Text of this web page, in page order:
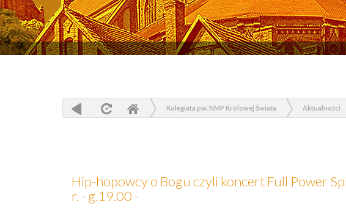
Kolegiata pw. NMP Królowej Świata Aktualności
Hip-hopowcy o Bogu czyli koncert Full Power
r. - g.19.00 -